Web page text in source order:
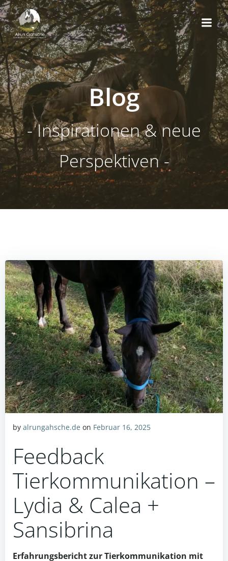
Zum
Inhalt
springen
Blog
- Inspirationen & neue
Perspektiven -
by alrungahsche.de on Februar 16, 2025
Feedback
Tierkommunikation –
Lydia & Calea +
Sansibrina
Erfahrungsbericht zur Tierkommunikation mit